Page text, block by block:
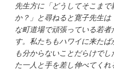
先生方に「どうしてそこま
か？」と尋ねると寛子先生
な町道場で頑張っている若
す。私たちもハワイに来た
も分からないことだらけで
た一人と手を差し伸べてく